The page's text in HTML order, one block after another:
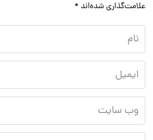
علامت‌گذاری شده‌اند *